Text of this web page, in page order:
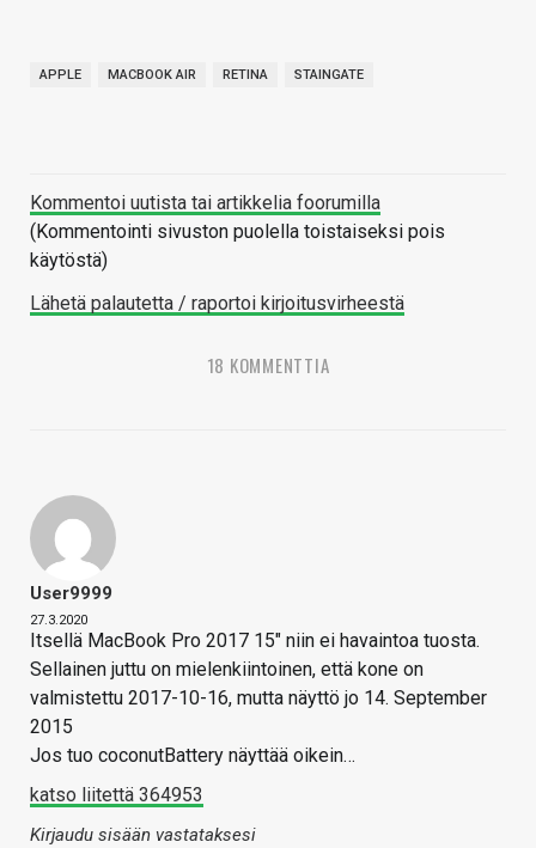
APPLE MACBOOK AIR RETINA STAINGATE
Kommentoi uutista tai artikkelia foorumilla
(Kommentointi sivuston puolella toistaiseksi pois
käytöstä)
Lähetä palautetta / raportoi kirjoitusvirheestä
18 KOMMENTTIA
User9999
27.3.2020
Itsellä MacBook Pro 2017 15" niin ei havaintoa tuosta.
Sellainen juttu on mielenkiintoinen, että kone on
valmistettu 2017-10-16, mutta näyttö jo 14. September
2015
Jos tuo coconutBattery näyttää oikein…
katso liitettä 364953
Kirjaudu sisään vastataksesi